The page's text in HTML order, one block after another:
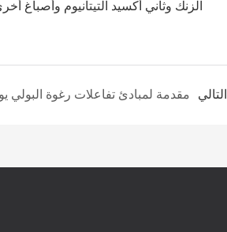
الزنك وثاني أكسيد التيتانيوم
مقدمة لمبادئ تفاعلات رغوة البولي التالي